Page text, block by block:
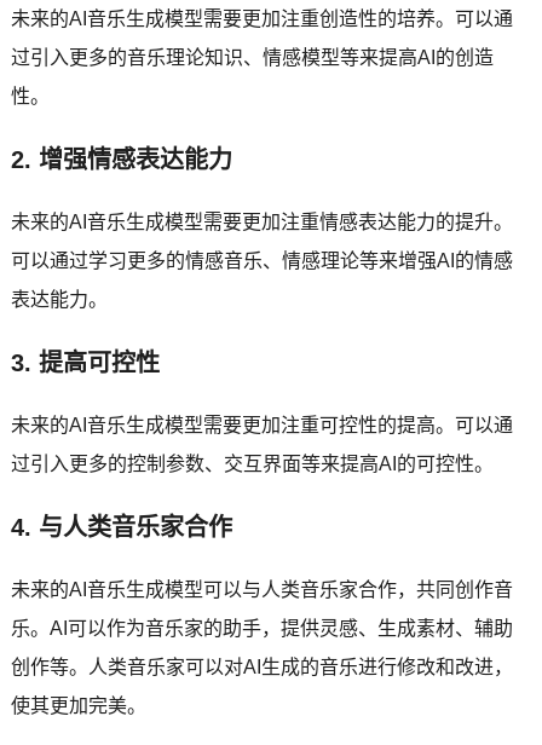
未来的AI音乐生成模型需要更加注重创造性的培养。可以通
过引入更多的音乐理论知识、情感模型等来提高AI的创造
性。
2. 增强情感表达能力
未来的AI音乐生成模型需要更加注重情感表达能力的提升。
可以通过学习更多的情感音乐、情感理论等来增强AI的情感
表达能力。
3. 提高可控性
未来的AI音乐生成模型需要更加注重可控性的提高。可以通
过引入更多的控制参数、交互界面等来提高AI的可控性。
4. 与人类音乐家合作
未来的AI音乐生成模型可以与人类音乐家合作，共同创作音
乐。AI可以作为音乐家的助手，提供灵感、生成素材、辅助
创作等。人类音乐家可以对AI生成的音乐进行修改和改进，
使其更加完美。